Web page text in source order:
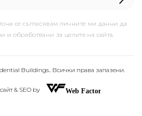
се съгласявам личните ми данни да
и обработвани за целите на сайта.
Buildings.. Всички права запазени.
& SEO by